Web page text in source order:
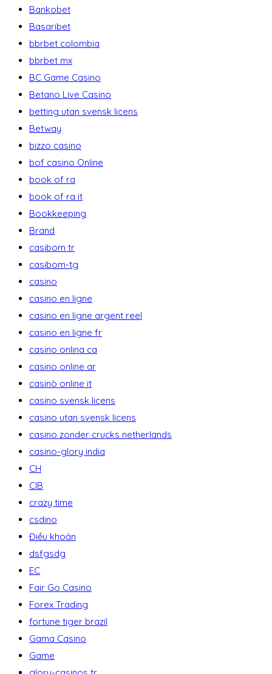
Bankobet
Basaribet
bbrbet colombia
bbrbet mx
BC Game Casino
Betano Live Casino
betting utan svensk licens
Betway
bizzo casino
bof casino Online
book of ra
book of ra it
Bookkeeping
Brand
casibom tr
casibom-tg
casino
casino en ligne
casino en ligne argent reel
casino en ligne fr
casino onlina ca
casino online ar
casinò online it
casino svensk licens
casino utan svensk licens
casino zonder crucks netherlands
casino-glory india
CH
CIB
crazy time
csdino
Điều khoản
dsfgsdg
EC
Fair Go Casino
Forex Trading
fortune tiger brazil
Gama Casino
Game